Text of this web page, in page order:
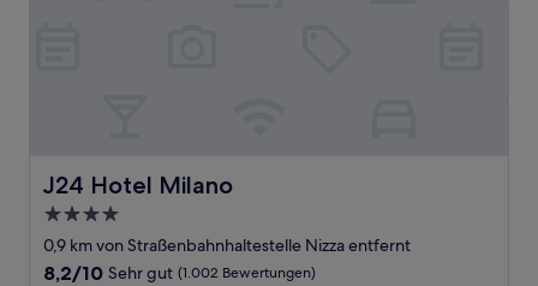
J24 Hotel Milano
J24 Hotel Milano
4.0-
Sterne-
Unterkunft
0,9 km von Straßenbahnhaltestelle Nizza entfernt
8.2
8,2/10 Sehr gut (1.002 Bewertungen)